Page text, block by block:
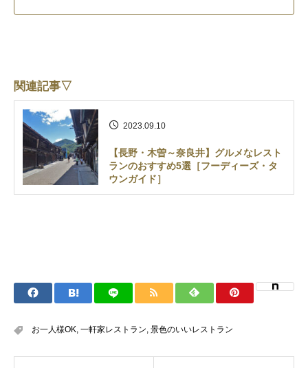
関連記事▽
2023.09.10
【長野・木曽～奈良井】グルメなレスト
ランのおすすめ5選［フーディーズ・タ
ウンガイド］
お一人様OK, 一軒家レストラン, 景色のいいレストラン